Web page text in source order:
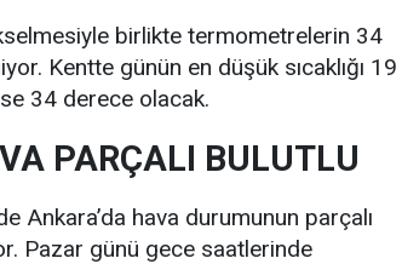
birlikte termometrelerin 34
Kentte günün en düşük sıcaklığı 19
34 derece olacak.
PARÇALI BULUTLU
Ankara’da hava durumunun parçalı
Pazar günü gece saatlerinde